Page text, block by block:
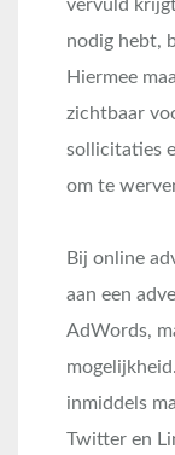
vervuld
nodig hebt,
Hiermee
zichtbaar
sollicitaties
om te
Bij online
aan een
AdWords,
inmiddels
Twitter en